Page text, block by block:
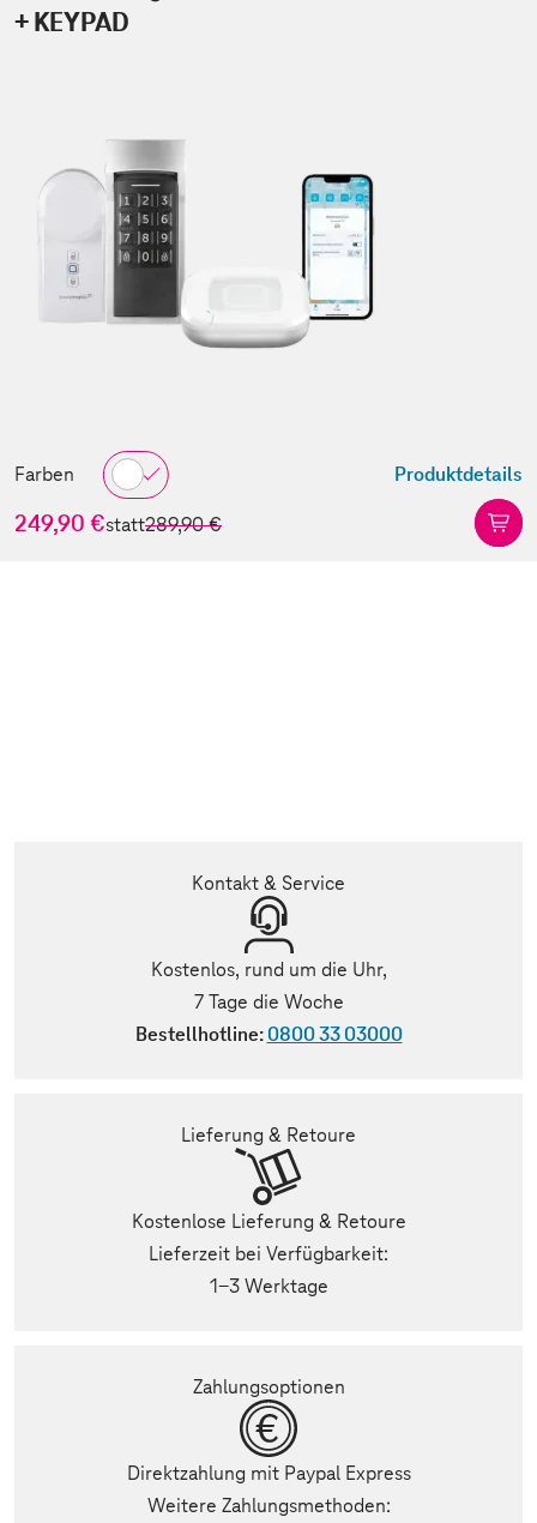
+ KEYPAD
Farben Produktdetails
249,90 €statt289,90 €
Kontakt & Service
Kostenlos, rund um die Uhr,
7 Tage die Woche
Bestellhotline:0800 33 03000
Lieferung & Retoure
Kostenlose Lieferung & Retoure
Lieferzeit bei Verfügbarkeit:
1-3 Werktage
Zahlungsoptionen
Direktzahlung mit Paypal Express
Weitere Zahlungsmethoden: